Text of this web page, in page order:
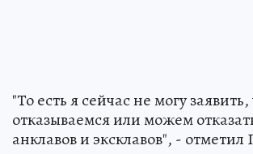
"То есть я сейчас не могу
отказываемся или можем
анклавов и эксклавов", -